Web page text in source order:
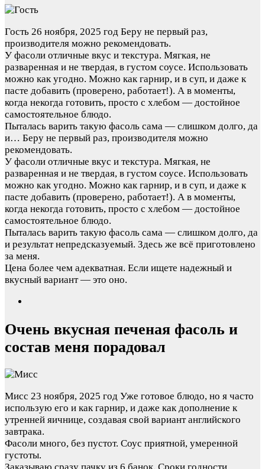
Гость 26 ноября, 2025 год Беру не первый раз,
производителя можно рекомендовать.
У фасоли отличные вкус и текстура. Мягкая, не
разваренная и не твердая, в густом соусе. Использовать
можно как угодно. Можно как гарнир, и в суп, и даже к
пасте добавить (проверено, работает!). А в моменты,
когда некогда готовить, просто с хлебом — достойное
самостоятельное блюдо.
Пыталась варить такую фасоль сама — слишком долго, да
и… Беру не первый раз, производителя можно
рекомендовать.
У фасоли отличные вкус и текстура. Мягкая, не
разваренная и не твердая, в густом соусе. Использовать
можно как угодно. Можно как гарнир, и в суп, и даже к
пасте добавить (проверено, работает!). А в моменты,
когда некогда готовить, просто с хлебом — достойное
самостоятельное блюдо.
Пыталась варить такую фасоль сама — слишком долго, да
и результат непредсказуемый. Здесь же всё приготовлено
за меня.
Цена более чем адекватная. Если ищете надежный и
вкусный вариант — это оно.
Очень вкусная печеная фасоль и
состав меня порадовал
Мисс 23 ноября, 2025 год Уже готовое блюдо, но я часто
использую его и как гарнир, и даже как дополнение к
утренней яичнице, создавая свой вариант английского
завтрака.
Фасоли много, без пустот. Соус приятной, умеренной
густоты.
Заказываю сразу пачку из 6 банок. Сроки годности